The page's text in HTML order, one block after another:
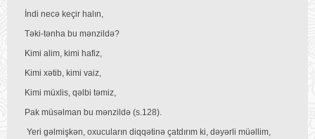
İndi necə keçir halın,
Təki-tənha bu mənzildə?
Kimi alim, kimi hafiz,
Kimi xətib, kimi vaiz,
Kimi müxlis, qəlbi təmiz,
Pak müsəlman bu mənzildə (s.128).
Yeri gəlmişkən, oxucuların diqqətinə çatdırım ki, dəyərli müəllim,